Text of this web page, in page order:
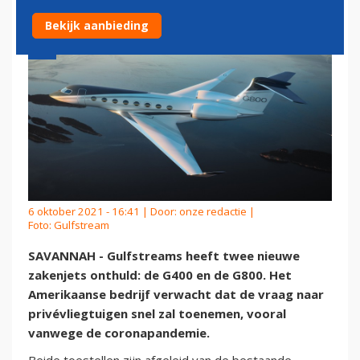
6 oktober 2021 - 16:41 | Door: onze redactie |
Foto: Gulfstream
SAVANNAH - Gulfstreams heeft twee nieuwe
zakenjets onthuld: de G400 en de G800. Het
Amerikaanse bedrijf verwacht dat de vraag naar
privévliegtuigen snel zal toenemen, vooral
vanwege de coronapandemie.
Bekijk aanbieding